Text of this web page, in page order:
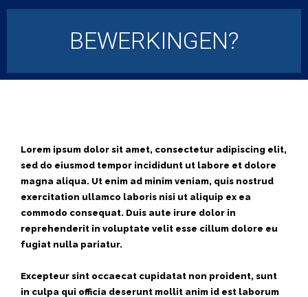
BEWERKINGEN?
Lorem ipsum dolor sit amet, consectetur adipiscing elit,
sed do eiusmod tempor incididunt ut labore et dolore
magna aliqua. Ut enim ad minim veniam, quis nostrud
exercitation ullamco laboris nisi ut aliquip ex ea
commodo consequat. Duis aute irure dolor in
reprehenderit in voluptate velit esse cillum dolore eu
fugiat nulla pariatur.
Excepteur sint occaecat cupidatat non proident, sunt
in culpa qui officia deserunt mollit anim id est laborum